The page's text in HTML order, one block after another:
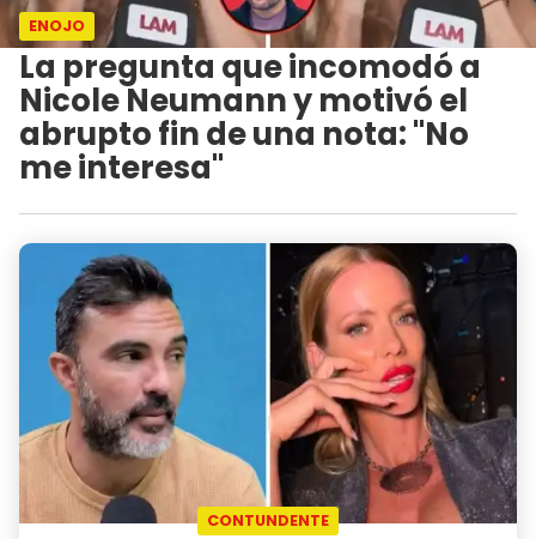
ENOJO
La pregunta que incomodó a
Nicole Neumann y motivó el
abrupto fin de una nota: "No
me interesa"
CONTUNDENTE